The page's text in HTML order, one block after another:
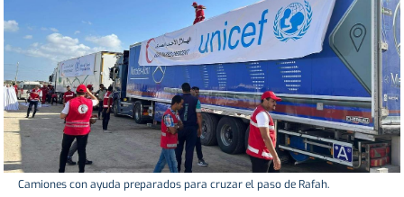
Camiones con ayuda preparados para cruzar el paso de Rafah.